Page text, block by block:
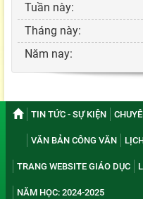
Tuần này:
Tháng này:
Năm nay:
TIN TỨC - SỰ KIỆN
VĂN BẢN CÔNG VĂN
TRANG WEBSITE GIÁO DỤC
NĂM HỌC: 2024-2025